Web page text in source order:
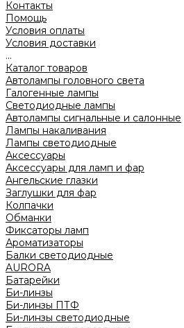
Контакты
Помощь
Условия оплаты
Условия доставки
...
Каталог товаров
Автолампы головного света
Галогенные лампы
Светодиодные лампы
Автолампы сигнальные и салонные
Лампы накаливания
Лампы светодиодные
Аксессуары
Аксессуары для ламп и фар
Ангельские глазки
Заглушки для фар
Колпачки
Обманки
Фиксаторы ламп
Ароматизаторы
Балки светодиодные
AURORA
Батарейки
Би-линзы
Би-линзы ПТФ
Би-линзы светодиодные